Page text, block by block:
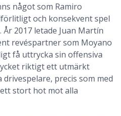
något som Ramiro
och konsekvent spel
2017 letade Juan Martín
revéspartner som Moyano
få uttrycka sin offensiva
riktigt ett utmärkt
precis som med
stort hot mot alla